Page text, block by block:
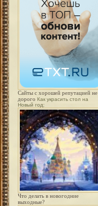
Сайты с хорошей репутацией не
дорого Как украсить стол на
Новый год:
Что делать в новогодние
выходные?